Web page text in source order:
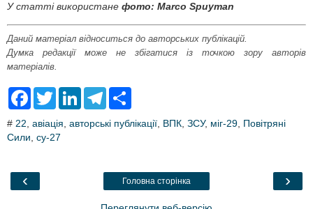
У статті використане фото: Marco Spuyman
Даний матеріал відноситься до авторських публікацій.
Думка редакції може не збігатися із точкою зору авторів
матеріалів.
F
e
k
T
t
t
L
k
T
e
m
r
# 22 авіація авторські публікації ВПК ЗСУ, міг-29 Повітряні
Сили су-27
‹ ›
Головна сторінка